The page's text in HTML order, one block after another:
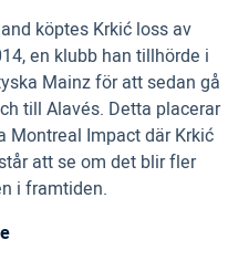
köptes Krkić loss av
en klubb han tillhörde i
Mainz för att sedan gå
till Alavés. Detta placerar
Montreal Impact där Krkić
att se om det blir fler
i framtiden.